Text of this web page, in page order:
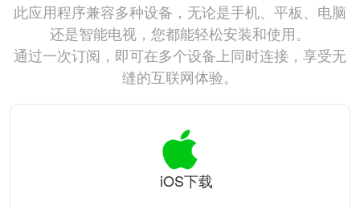
此应用程序兼容多种设备，无论是手机、平板、电脑
还是智能电视，您都能轻松安装和使用。
通过一次订阅，即可在多个设备上同时连接，享受无
缝的互联网体验。
iOS下载